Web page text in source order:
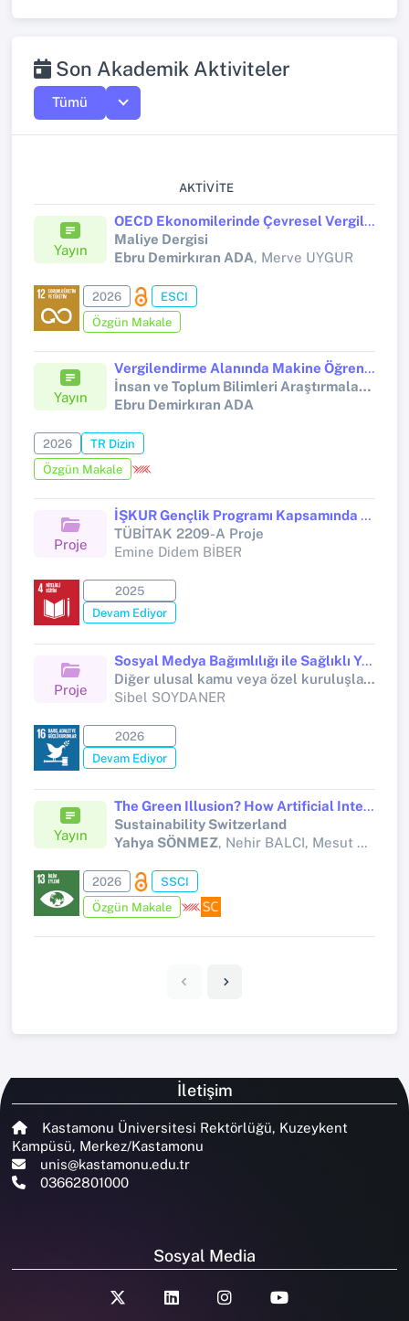
Son Akademik Aktiviteler
Tümü
AKTIVITE
Yayın
OECD Ekonomilerinde Çevresel Vergiler ve Büyüme Dinamikleri: İkinci Nesil Panel Veri Analizi
Maliye Dergisi
Ebru Demirkıran ADA, Merve UYGUR
2026
ESCI
Özgün Makale
Yayın
Vergilendirme Alanında Makine Öğrenmesi Uygulamaları: Bibliyometrik Bir Analiz
İnsan ve Toplum Bilimleri Araştırmaları Dergisi
Ebru Demirkıran ADA
2026
TR Dizin
Özgün Makale
Proje
İŞKUR Gençlik Programı Kapsamında Çalışan Üniversite Öğrencilerinde Örgütsel Bağlılık ile Akademik Başarı Arasındaki İlişkinin İncelenmesi
TÜBİTAK 2209-A Proje
Emine Didem BİBER
2025
Devam Ediyor
Proje
Sosyal Medya Bağımlılığı ile Sağlıklı Yaşam Biçimi Davranışları Arasındaki İlişki: Kastamonu Üniversitesi Örneği
Diğer ulusal kamu veya özel kuruluşlar tarafından desteklenen bilimsel araştırma projeleri (Tübitak 2209)
Sibel SOYDANER
2026
Devam Ediyor
Yayın
The Green Illusion? How Artificial Intelligence and Finance Shape Environmental Futures
Sustainability Switzerland
Yahya SÖNMEZ, Nehir BALCI, Mesut DOĞAN, Alaaddin Selçuk KÖYLÜOĞLU, Hasan Serhat ÇERÇİ
2026
SSCI
Özgün Makale
İletişim
Kastamonu Üniversitesi Rektörlüğü, Kuzeykent
Kampüsü, Merkez/Kastamonu
unis@kastamonu.edu.tr
03662801000
Sosyal Media